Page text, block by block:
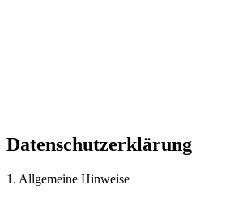
Datenschutzerklärung
1. Allgemeine Hinweise